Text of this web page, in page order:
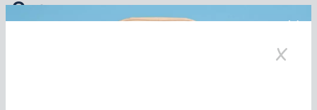
Оле
салонов в Казани и Республике Татарстан, Самаре,